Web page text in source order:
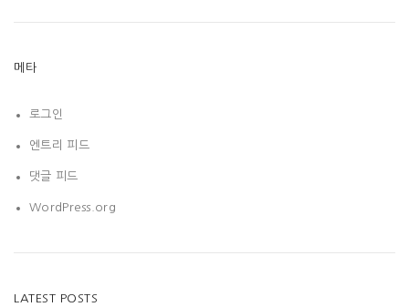
메타
로그인
엔트리 피드
댓글 피드
WordPress.org
LATEST POSTS